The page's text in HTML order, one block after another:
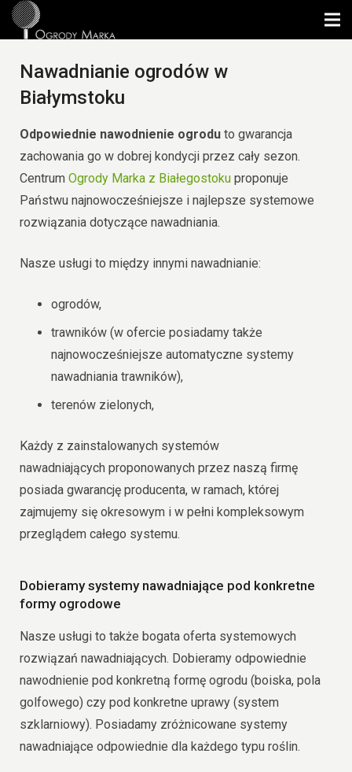
Nawadnianie ogrodów w
Białymstoku
Odpowiednie nawodnienie ogrodu to gwarancja
zachowania go w dobrej kondycji przez cały sezon.
Centrum Ogrody Marka z Białegostoku proponuje
Państwu najnowocześniejsze i najlepsze systemowe
rozwiązania dotyczące nawadniania.
Nasze usługi to między innymi nawadnianie:
ogrodów,
trawników (w ofercie posiadamy także
najnowocześniejsze automatyczne systemy
nawadniania trawników),
terenów zielonych,
Każdy z zainstalowanych systemów
nawadniających proponowanych przez naszą firmę
posiada gwarancję producenta, w ramach, której
zajmujemy się okresowym i w pełni kompleksowym
przeglądem całego systemu.
Dobieramy systemy nawadniające pod konkretne
formy ogrodowe
Nasze usługi to także bogata oferta systemowych
rozwiązań nawadniających. Dobieramy odpowiednie
nawodnienie pod konkretną formę ogrodu (boiska, pola
golfowego) czy pod konkretne uprawy (system
szklarniowy). Posiadamy zróżnicowane systemy
nawadniające odpowiednie dla każdego typu roślin.